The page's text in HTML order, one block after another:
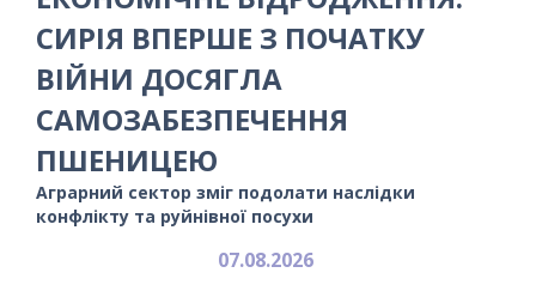
СИРІЯ ВПЕРШЕ З ПОЧАТКУ
ВІЙНИ ДОСЯГЛА
САМОЗАБЕЗПЕЧЕННЯ
ПШЕНИЦЕЮ
Аграрний сектор зміг подолати наслідки
конфлікту та руйнівної посухи
07.08.2026